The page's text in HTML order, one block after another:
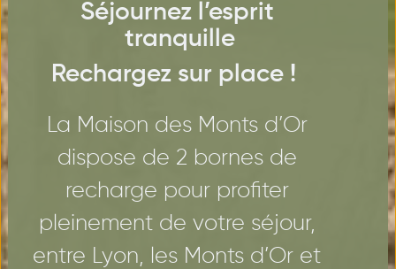
Séjournez l’esprit
tranquille
Rechargez sur place !
La Maison des Monts d’Or
dispose de 2 bornes de
recharge pour profiter
pleinement de votre séjour,
entre Lyon, les Monts d’Or et